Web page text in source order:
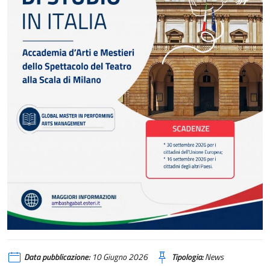
Data pubblicazione:10 Giugno 2026 Tipologia:News